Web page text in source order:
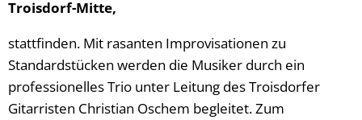
Troisdorf-Mitte,
stattfinden. Mit rasanten Improvisationen zu
Standardstücken werden die Musiker durch ein
professionelles Trio unter Leitung des Troisdorfer
Gitarristen Christian Oschem begleitet. Zum